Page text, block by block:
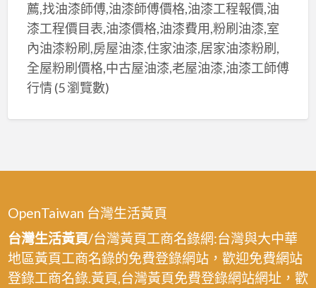
薦,找油漆師傅,油漆師傅價格,油漆工程報價,油
漆工程價目表,油漆價格,油漆費用,粉刷油漆,室
內油漆粉刷,房屋油漆,住家油漆,居家油漆粉刷,
全屋粉刷價格,中古屋油漆,老屋油漆,油漆工師傅
行情(5 瀏覽數)
OpenTaiwan 台灣生活黃頁
台灣生活黃頁/台灣黃頁工商名錄網:台灣與大中華
地區黃頁工商名錄的免費登錄網站，歡迎免費網站
登錄工商名錄.黃頁,台灣黃頁免費登錄網站網址，歡